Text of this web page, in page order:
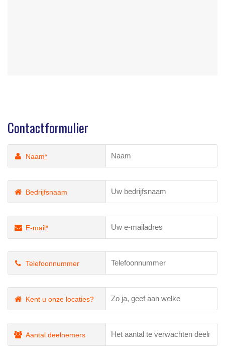
Contactformulier
Naam*
Bedrijfsnaam
E-mail*
Telefoonnummer
Kent u onze locaties?
Aantal deelnemers